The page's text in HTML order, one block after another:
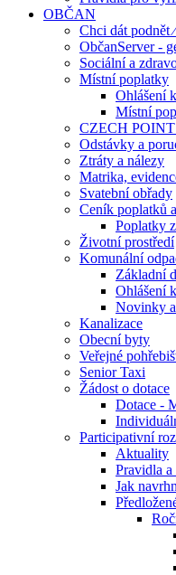
OBČAN
Chci dát podnět
ObčanServer -
Sociální a
Místní poplatky
Ohlášení
Místní
CZECH
Odstávky a
Ztráty a nálezy
Matrika,
Svatební obřady
Ceník poplatků
Poplatky
Životní prostředí
Komunální
Základní
Ohlášení
Novinky
Kanalizace
Obecní byty
Veřejné
Senior Taxi
Žádost o dotace
Dotace -
Participativní
Aktuality
Pravidla a
Jak